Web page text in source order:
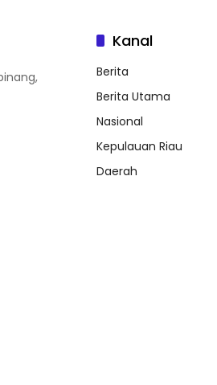
Kanal
Berita
Berita Utama
Nasional
Kepulauan Riau
Daerah